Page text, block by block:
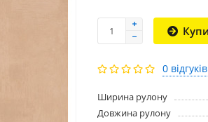
0 відгуків
Ширина рулону
Довжина рулону